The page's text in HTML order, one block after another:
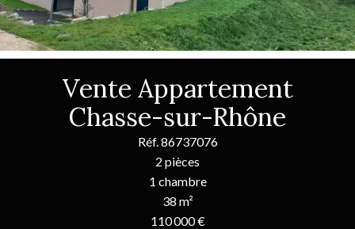
Vente Appartement
Chasse-sur-Rhône
Réf. 86737076
2 pièces
1 chambre
38 m²
110 000 €